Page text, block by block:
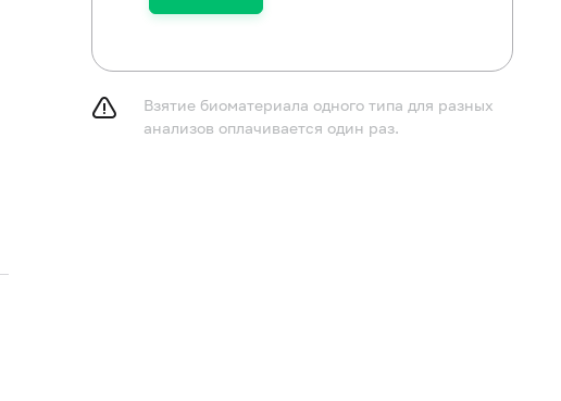
Взятие биоматериала одного типа для разных
анализов оплачивается один раз.